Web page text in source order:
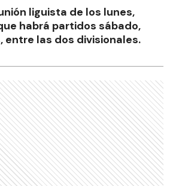
liguista de los lunes,
habrá partidos sábado,
entre las dos divisionales.